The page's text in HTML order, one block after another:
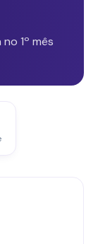
1º mês